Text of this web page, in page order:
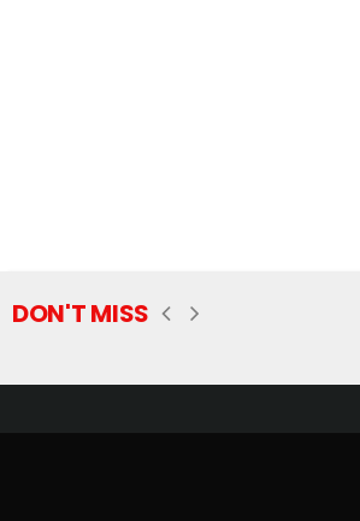
DON'T MISS